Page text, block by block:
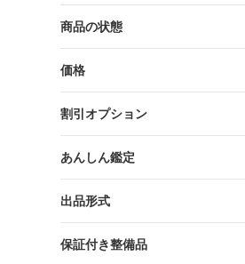
商品の状態
価格
割引オプション
あんしん鑑定
出品形式
保証付き整備品